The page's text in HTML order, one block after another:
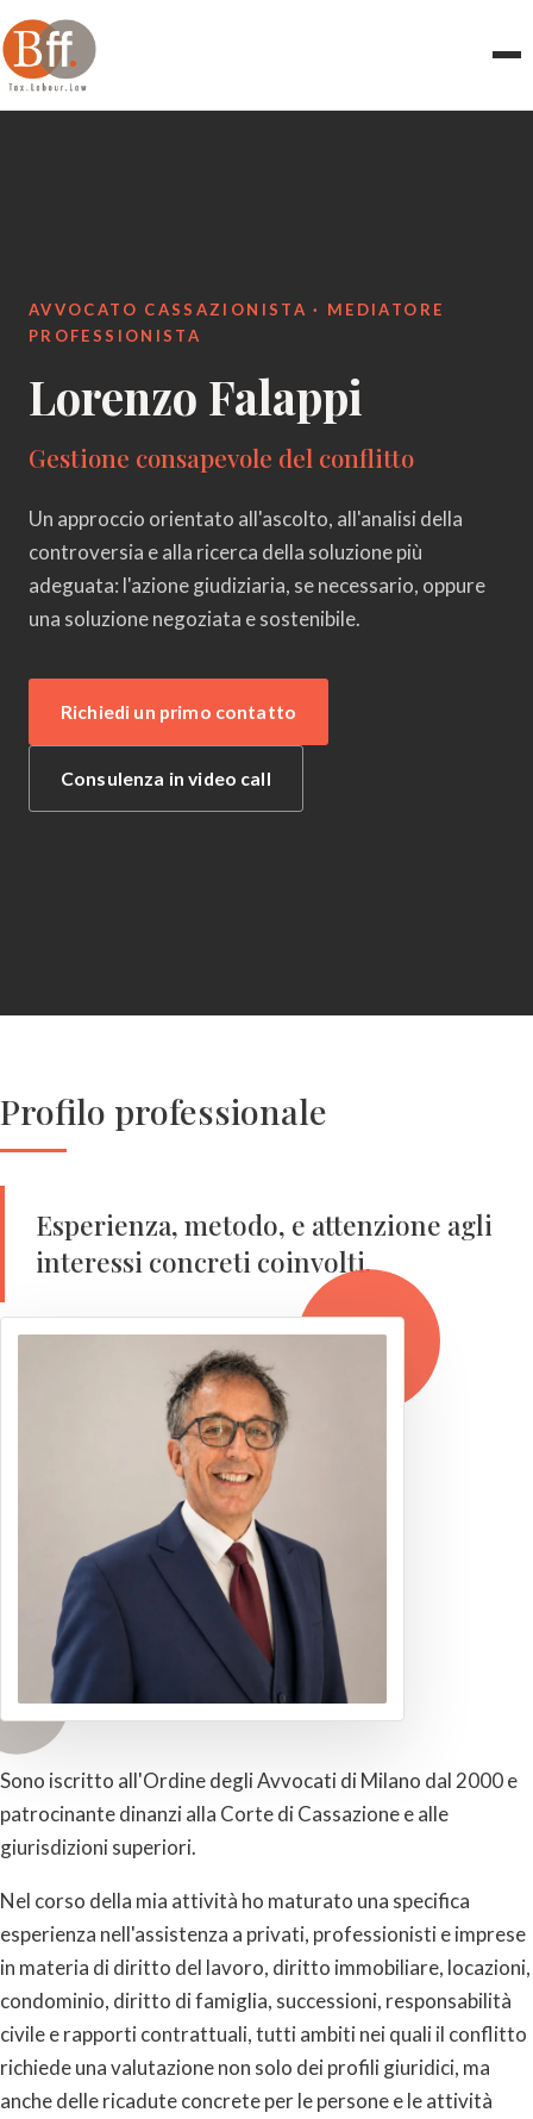
AVVOCATO CASSAZIONISTA · MEDIATORE
PROFESSIONISTA
Lorenzo Falappi
Gestione consapevole del conflitto
Un approccio orientato all'ascolto, all'analisi della
controversia e alla ricerca della soluzione più
adeguata: l'azione giudiziaria, se necessario, oppure
una soluzione negoziata e sostenibile.
Richiedi un primo contatto
Consulenza in video call
Profilo professionale
Esperienza, metodo, e attenzione agli
interessi concreti coinvolti.
Sono iscritto all'Ordine degli Avvocati di Milano dal 2000 e
patrocinante dinanzi alla Corte di Cassazione e alle
giurisdizioni superiori.
Nel corso della mia attività ho maturato una specifica
esperienza nell'assistenza a privati, professionisti e imprese
in materia di diritto del lavoro, diritto immobiliare, locazioni,
condominio, diritto di famiglia, successioni, responsabilità
civile e rapporti contrattuali, tutti ambiti nei quali il conflitto
richiede una valutazione non solo dei profili giuridici, ma
anche delle ricadute concrete per le persone e le attività